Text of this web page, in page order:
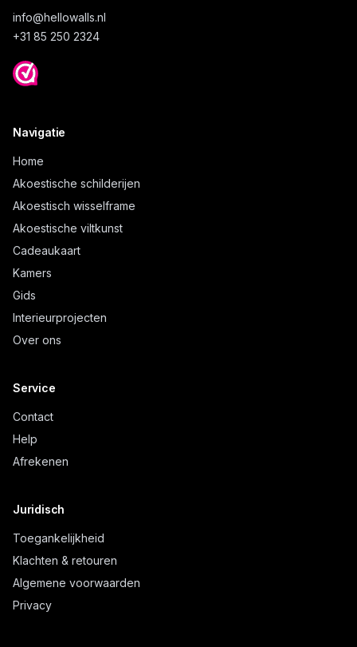
info@hellowalls.nl
+31 85 250 2324
Navigatie
Home
Akoestische schilderijen
Akoestisch wisselframe
Akoestische viltkunst
Cadeaukaart
Kamers
Gids
Interieurprojecten
Over ons
Service
Contact
Help
Afrekenen
Juridisch
Toegankelijkheid
Klachten & retouren
Algemene voorwaarden
Privacy